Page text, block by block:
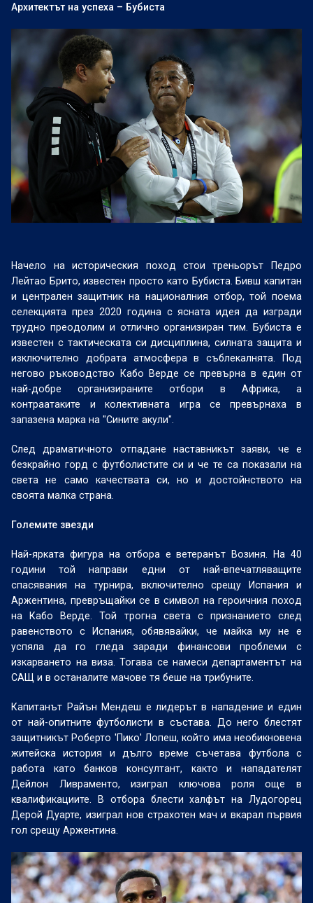
Архитектът на успеха – Бубиста
Начело на историческия поход стои треньорът Педро
Лейтао Брито, известен просто като Бубиста. Бивш капитан
и централен защитник на националния отбор, той поема
селекцията през 2020 година с ясната идея да изгради
трудно преодолим и отлично организиран тим. Бубиста е
известен с тактическата си дисциплина, силната защита и
изключително добрата атмосфера в съблекалнята. Под
негово ръководство Кабо Верде се превърна в един от
най-добре организираните отбори в Африка, а
контраатаките и колективната игра се превърнаха в
запазена марка на "Сините акули".
След драматичното отпадане наставникът заяви, че е
безкрайно горд с футболистите си и че те са показали на
света не само качествата си, но и достойнството на
своята малка страна.
Големите звезди
Най-ярката фигура на отбора е ветеранът Возиня. На 40
години той направи едни от най-впечатляващите
спасявания на турнира, включително срещу Испания и
Аржентина, превръщайки се в символ на героичния поход
на Кабо Верде. Той трогна света с признанието след
равенството с Испания, обявявайки, че майка му не е
успяла да го гледа заради финансови проблеми с
изкарването на виза. Тогава се намеси департаментът на
САЩ и в останалите мачове тя беше на трибуните.
Капитанът Райън Мендеш е лидерът в нападение и един
от най-опитните футболисти в състава. До него блестят
защитникът Роберто 'Пико' Лопеш, който има необикновена
житейска история и дълго време съчетава футбола с
работа като банков консултант, както и нападателят
Дейлон Ливраменто, изиграл ключова роля още в
квалификациите. В отбора блести халфът на Лудогорец
Дерой Дуарте, изиграл нов страхотен мач и вкарал първия
гол срещу Аржентина.